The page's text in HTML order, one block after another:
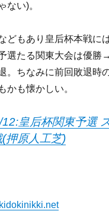
ない)。
どもあり皇后杯本戦に
選たる関東大会は優
。ちなみに前回敗退時
かも懐かしい。
皇后杯関東予選
(押原人工芝)